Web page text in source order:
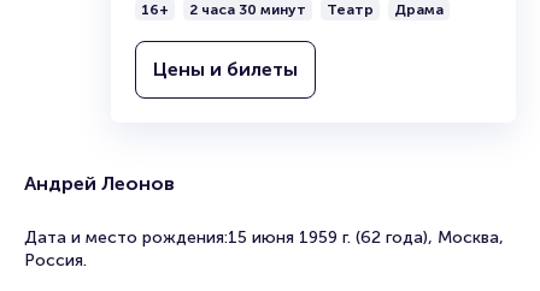
16+ 2 часа 30 минут Театр Драма
Цены и билеты
Андрей Леонов
Дата и место рождения:15 июня 1959 г. (62 года), Москва,
Россия.